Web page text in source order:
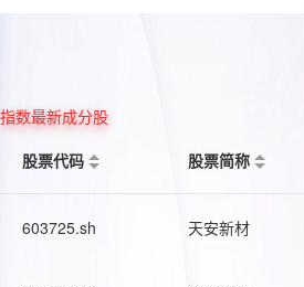
指数最新成分股
股票代码
股票简称
603725.sh 天安新材